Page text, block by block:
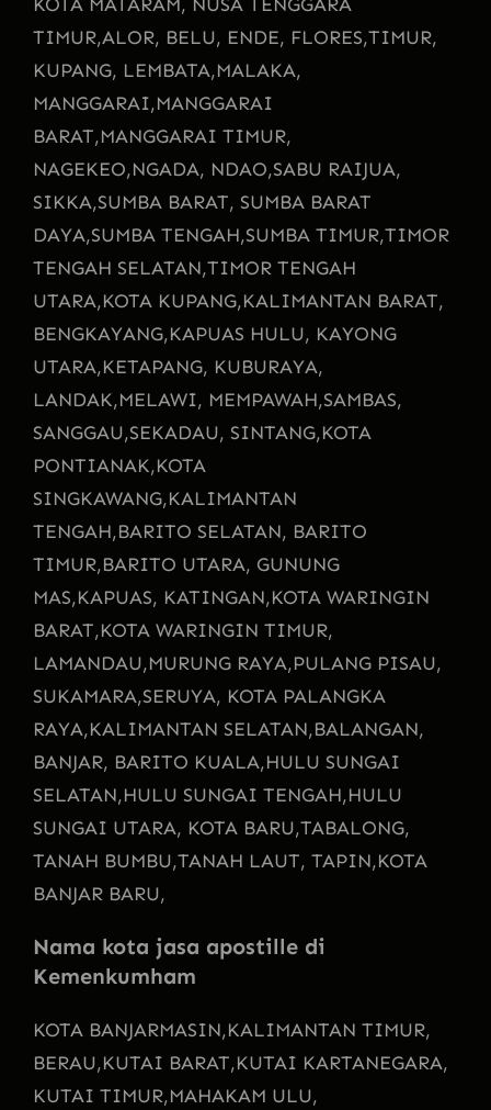
TIMUR,ALOR, BELU, ENDE, FLORES,TIMUR,
KUPANG, LEMBATA,MALAKA,
MANGGARAI,MANGGARAI
BARAT,MANGGARAI TIMUR,
NAGEKEO,NGADA, NDAO,SABU RAIJUA,
SIKKA,SUMBA BARAT, SUMBA BARAT
DAYA,SUMBA TENGAH,SUMBA TIMUR,TIMOR
TENGAH SELATAN,TIMOR TENGAH
UTARA,KOTA KUPANG,KALIMANTAN BARAT,
BENGKAYANG,KAPUAS HULU, KAYONG
UTARA,KETAPANG, KUBURAYA,
LANDAK,MELAWI, MEMPAWAH,SAMBAS,
SANGGAU,SEKADAU, SINTANG,KOTA
PONTIANAK,KOTA
SINGKAWANG,KALIMANTAN
TENGAH,BARITO SELATAN, BARITO
TIMUR,BARITO UTARA, GUNUNG
MAS,KAPUAS, KATINGAN,KOTA WARINGIN
BARAT,KOTA WARINGIN TIMUR,
LAMANDAU,MURUNG RAYA,PULANG PISAU,
SUKAMARA,SERUYA, KOTA PALANGKA
RAYA,KALIMANTAN SELATAN,BALANGAN,
BANJAR, BARITO KUALA,HULU SUNGAI
SELATAN,HULU SUNGAI TENGAH,HULU
SUNGAI UTARA, KOTA BARU,TABALONG,
TANAH BUMBU,TANAH LAUT, TAPIN,KOTA
BANJAR BARU,
Nama kota jasa apostille di
Kemenkumham
KOTA BANJARMASIN,KALIMANTAN TIMUR,
BERAU,KUTAI BARAT,KUTAI KARTANEGARA,
KUTAI TIMUR,MAHAKAM ULU,